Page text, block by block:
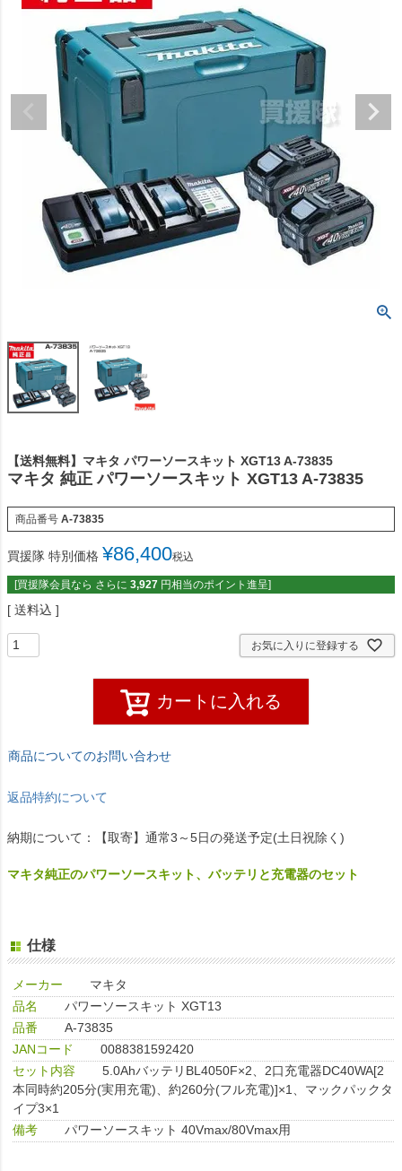
【送料無料】マキタ パワーソースキット XGT13 A-73835
マキタ 純正 パワーソースキット XGT13 A-73835
商品番号 A-73835
買援隊 特別価格 ¥86,400税込
[買援隊会員なら さらに 3,927 円相当のポイント進呈]
送料込
お気に入りに登録する
カートに入れる
商品についてのお問い合わせ
返品特約について
納期について：【取寄】通常3～5日の発送予定(土日祝除く)
マキタ純正のパワーソースキット、バッテリと充電器のセット
仕様
メーカー
マキタ
品名
パワーソースキット XGT13
品番
A-73835
JANコード
0088381592420
セット内容
5.0AhバッテリBL4050F×2、2口充電器DC40WA[2
本同時約205分(実用充電)、約260分(フル充電)]×1、マックパックタ
イプ3×1
備考
パワーソースキット 40Vmax/80Vmax用